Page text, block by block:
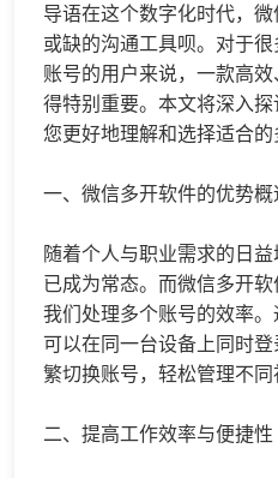
导语在这个数字化时代，
或缺的沟通工具呗。对于
账号的用户来说，一款高
得特别重要。本文将深入探
您更好地理解和选择适合的
一、微信多开软件的优势概
随着个人与职业需求的日
已成为常态。而微信多开
我们处理多个账号的效率
可以在同一台设备上同时
繁切换账号，轻松管理不同
二、提高工作效率与便捷性